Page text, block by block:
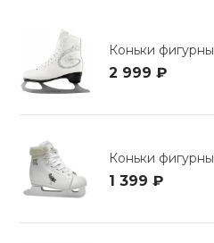
Коньки
2 999 ₽
Коньки
1 399 ₽